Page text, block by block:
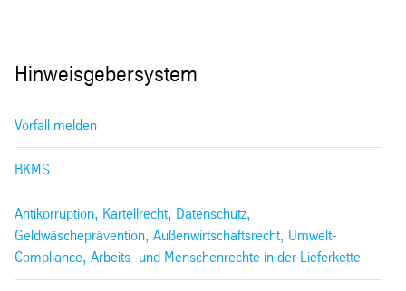
Hinweisgebersystem
Vorfall melden
BKMS
Antikorruption, Kartellrecht, Datenschutz,
Geldwäscheprävention, Außenwirtschaftsrecht, Umwelt-
Compliance, Arbeits- und Menschenrechte in der Lieferkette